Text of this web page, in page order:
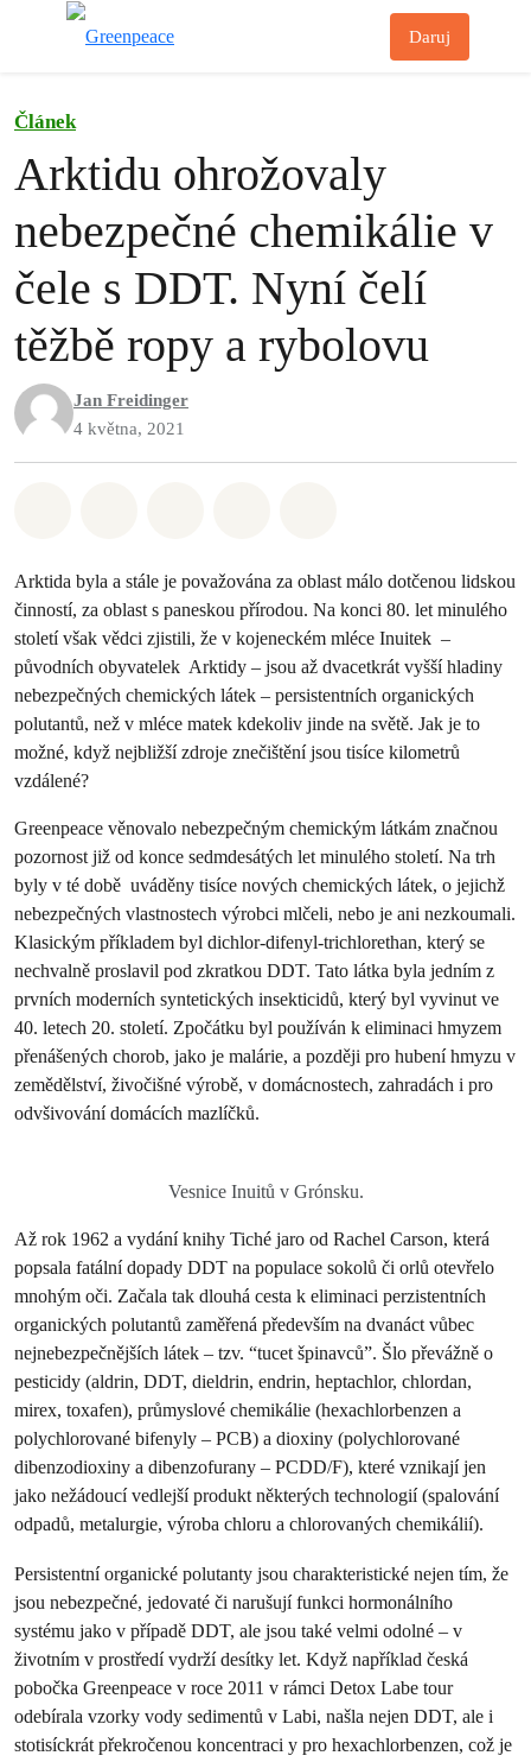
Daruj
Článek
Arktidu ohrožovaly
nebezpečné chemikálie v
čele s DDT. Nyní čelí
těžbě ropy a rybolovu
Jan Freidinger
4 května, 2021
Arktida byla a stále je považována za oblast málo dotčenou lidskou
činností, za oblast s paneskou přírodou. Na konci 80. let minulého
století však vědci zjistili, že v kojeneckém mléce Inuitek –
původních obyvatelek Arktidy – jsou až dvacetkrát vyšší hladiny
nebezpečných chemických látek – persistentních organických
polutantů, než v mléce matek kdekoliv jinde na světě. Jak je to
možné, když nejbližší zdroje znečištění jsou tisíce kilometrů
vzdálené?
Greenpeace věnovalo nebezpečným chemickým látkám značnou
pozornost již od konce sedmdesátých let minulého století. Na trh
byly v té době uváděny tisíce nových chemických látek, o jejichž
nebezpečných vlastnostech výrobci mlčeli, nebo je ani nezkoumali.
Klasickým příkladem byl dichlor-difenyl-trichlorethan, který se
nechvalně proslavil pod zkratkou DDT. Tato látka byla jedním z
prvních moderních syntetických insekticidů, který byl vyvinut ve
40. letech 20. století. Zpočátku byl používán k eliminaci hmyzem
přenášených chorob, jako je malárie, a později pro hubení hmyzu v
zemědělství, živočišné výrobě, v domácnostech, zahradách i pro
odvšivování domácích mazlíčků.
Vesnice Inuitů v Grónsku.
Až rok 1962 a vydání knihy Tiché jaro od Rachel Carson, která
popsala fatální dopady DDT na populace sokolů či orlů otevřelo
mnohým oči. Začala tak dlouhá cesta k eliminaci perzistentních
organických polutantů zaměřená především na dvanáct vůbec
nejnebezpečnějších látek – tzv. “tucet špinavců”. Šlo převážně o
pesticidy (aldrin, DDT, dieldrin, endrin, heptachlor, chlordan,
mirex, toxafen), průmyslové chemikálie (hexachlorbenzen a
polychlorované bifenyly – PCB) a dioxiny (polychlorované
dibenzodioxiny a dibenzofurany – PCDD/F), které vznikají jen
jako nežádoucí vedlejší produkt některých technologií (spalování
odpadů, metalurgie, výroba chloru a chlorovaných chemikálií).
Persistentní organické polutanty jsou charakteristické nejen tím, že
jsou nebezpečné, jedovaté či narušují funkci hormonálního
systému jako v případě DDT, ale jsou také velmi odolné – v
životním v prostředí vydrží desítky let. Když například česká
pobočka Greenpeace v roce 2011 v rámci Detox Labe tour
odebírala vzorky vody sedimentů v Labi, našla nejen DDT, ale i
stotisíckrát překročenou koncentraci y pro hexachlorbenzen, což je